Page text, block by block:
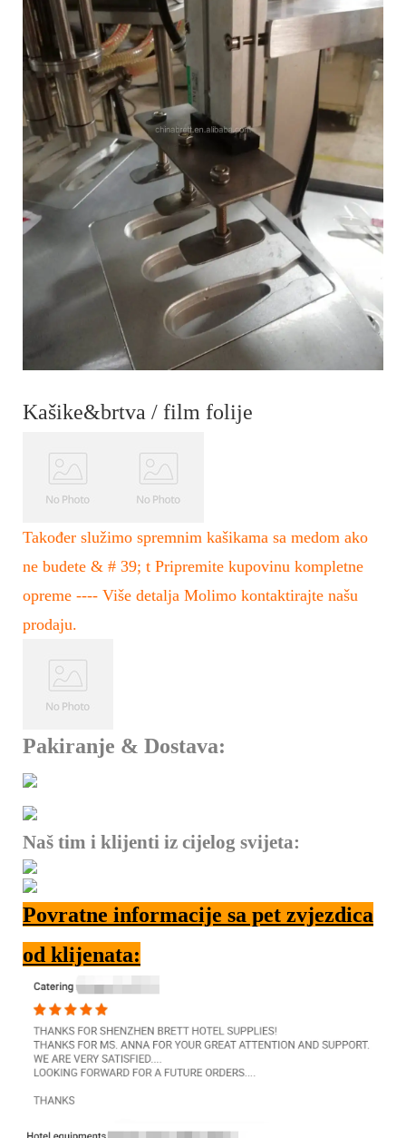
Kašike&brtva / film folije
Također služimo spremnim kašikama sa medom ako
ne budete & # 39; t Pripremite kupovinu kompletne
opreme ---- Više detalja Molimo kontaktirajte našu
prodaju.
Pakiranje & Dostava:
Naš tim i klijenti iz cijelog svijeta:
Povratne informacije sa pet zvjezdica
od klijenata: